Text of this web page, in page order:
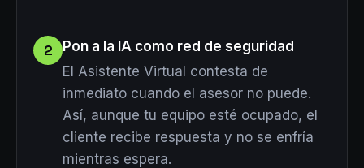
2
Pon a la IA como red de seguridad
El Asistente Virtual contesta de
inmediato cuando el asesor no puede.
Así, aunque tu equipo esté ocupado, el
cliente recibe respuesta y no se enfría
mientras espera.